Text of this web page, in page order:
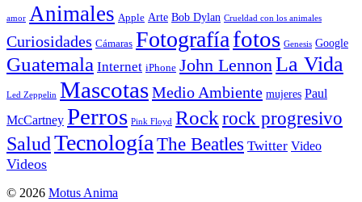
amor Animales Apple Arte Bob Dylan Crueldad con los animales
Curiosidades Cámaras Fotografíafotos Genesis Google
Guatemala Internet iPhone John Lennon La Vida
Led Zeppelin MascotasMedio Ambiente mujeres Paul
McCartney Perros Pink Floyd Rock rock progresivo
SaludTecnología The Beatles Twitter Video
Videos
© 2026 Motus Anima